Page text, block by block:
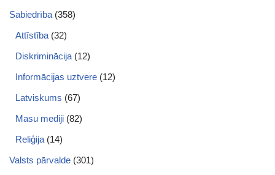
Sabiedrība (358)
Attīstība (32)
Diskriminācija (12)
Informācijas uztvere (12)
Latviskums (67)
Masu mediji (82)
Reliģija (14)
Valsts pārvalde (301)